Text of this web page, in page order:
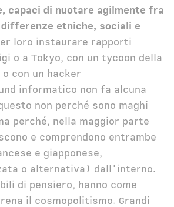
capaci di nuotare agilmente fra
differenze etniche, sociali e
loro instaurare rapporti
o a Tokyo, con un tycoon della
con un hacker
informatico non fa alcuna
non perché sono maghi
perché, nella maggior parte
e comprendono entrambe
e giapponese,
o alternativa) dall'interno.
di pensiero, hanno come
il cosmopolitismo. Grandi